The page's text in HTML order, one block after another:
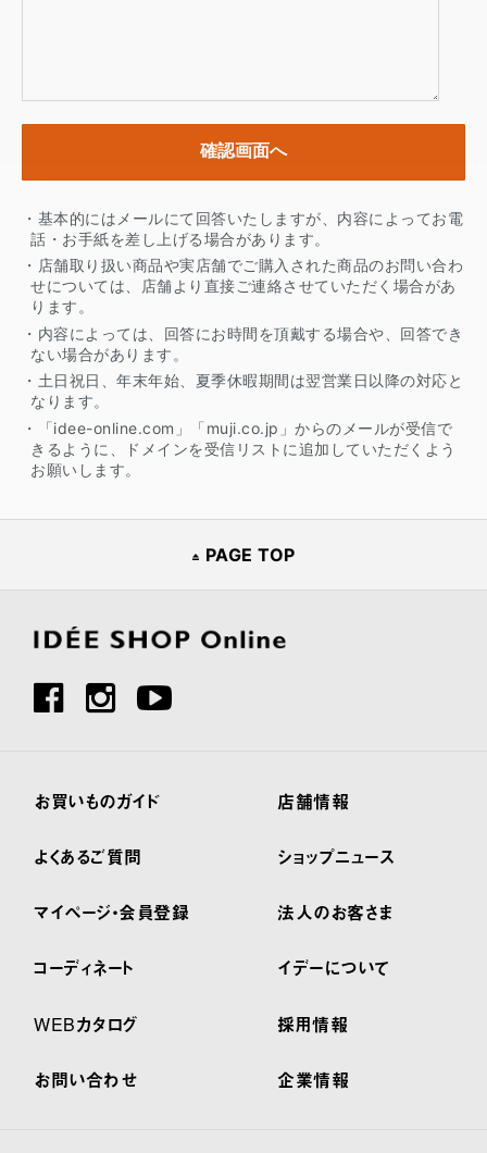
・基本的にはメールにて回答いたしますが、内容によってお電
話・お手紙を差し上げる場合があります。
・店舗取り扱い商品や実店舗でご購入された商品のお問い合わ
せについては、店舗より直接ご連絡させていただく場合があ
ります。
・内容によっては、回答にお時間を頂戴する場合や、回答でき
ない場合があります。
・土日祝日、年末年始、夏季休暇期間は翌営業日以降の対応と
なります。
・「idee-online.com」「muji.co.jp」からのメールが受信で
きるように、ドメインを受信リストに追加していただくよう
お願いします。
PAGE TOP
お買いものガイド
よくあるご質問
マイページ・会員登録
コーディネート
WEBカタログ
お問い合わせ
店舗情報
ショップニュース
法人のお客さま
イデーについて
採用情報
企業情報